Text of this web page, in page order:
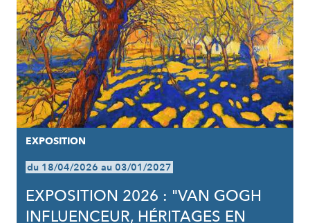
EXPOSITION
du 18/04/2026 au 03/01/2027
EXPOSITION 2026 : "VAN GOGH
INFLUENCEUR, HÉRITAGES EN